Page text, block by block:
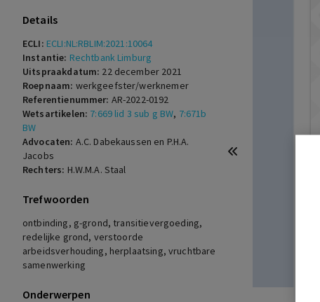
Details
ECLI: ECLI:NL:RBLIM:2021:10064
Instantie: Rechtbank Limburg
Uitspraakdatum: 22 december 2021
Roepnaam: werkgeefster/werknemer
Referentienummer: AR-2022-0192
Wetsartikelen: 7:669 lid 3 sub g BW, 7:671b
BW
Advocaten: A.C. Dabekaussen en P.H.A.
Jacobs
Rechters: H.W.M.A. Staal
Trefwoorden
ontbinding, g-grond, transitievergoeding,
redelijke grond, verstoorde
arbeidsverhouding, herplaatsing, vruchtbare
samenwerking
Onderwerpen